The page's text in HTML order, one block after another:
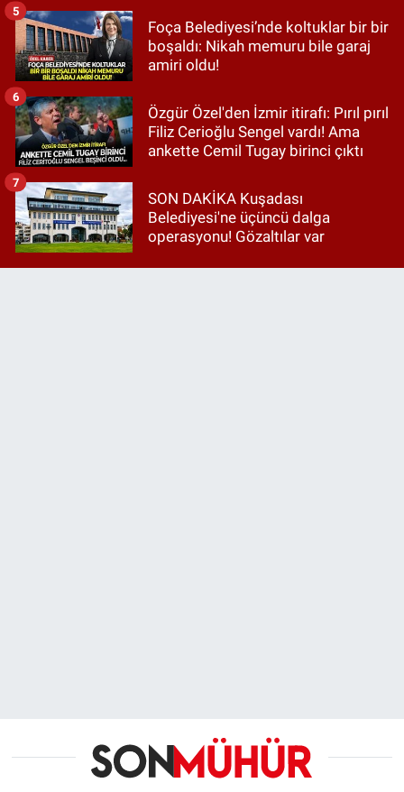
Foça Belediyesi’nde koltuklar bir bir
boşaldı: Nikah memuru bile garaj
amiri oldu!
5
Özgür Özel'den İzmir itirafı: Pırıl pırıl
Filiz Cerioğlu Sengel vardı! Ama
ankette Cemil Tugay birinci çıktı
6
SON DAKİKA Kuşadası
Belediyesi'ne üçüncü dalga
operasyonu! Gözaltılar var
7